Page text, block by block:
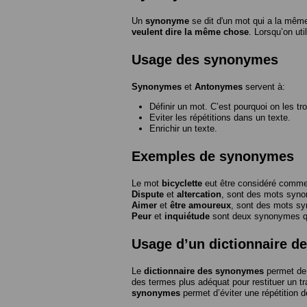
Un synonyme se dit d'un mot qui a la
veulent dire la même chose . Lorsqu’on
Usage des synonymes
Synonymes et Antonymes servent à:
Définir un mot. C’est pourquoi on les
Eviter les répétitions dans un texte.
Enrichir un texte.
Exemples de synonymes
Le mot bicyclette eut être considéré
Dispute et altercation , sont des mots
Aimer et être amoureux , sont des mots
Peur et inquiétude sont deux synonymes
Usage d’un dictionnaire
Le dictionnaire des synonymes permet
des termes plus adéquat pour restituer un
synonymes permet d’éviter une répétition